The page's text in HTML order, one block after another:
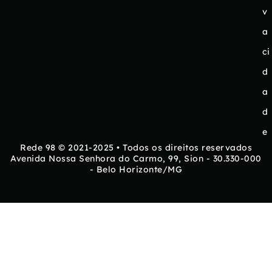
v
a
ci
d
a
d
e
Rede 98 © 2021-2025 • Todos os direitos reservados
Avenida Nossa Senhora do Carmo, 99, Sion - 30.330-000
- Belo Horizonte/MG